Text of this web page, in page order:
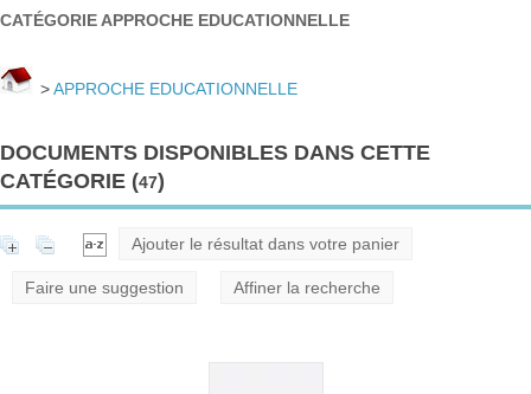
CATÉGORIE APPROCHE EDUCATIONNELLE
>APPROCHE EDUCATIONNELLE
DOCUMENTS DISPONIBLES DANS CETTE
CATÉGORIE (47)
Ajouter le résultat dans votre panier
Faire une suggestion Affiner la recherche